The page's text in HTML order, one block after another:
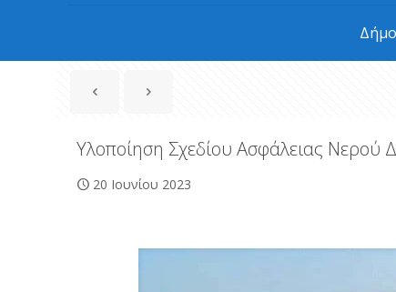
Υλοποίηση Σχεδίου Ασφάλειας Νερού
20 Ιουνίου 2023